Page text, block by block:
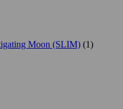
Moon (SLIM) (1)